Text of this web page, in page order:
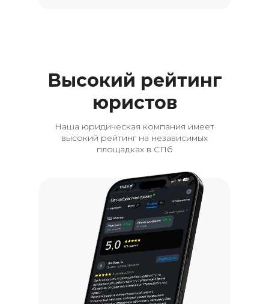
Высокий рейтинг
юристов
Наша юридическая компания имеет
высокий рейтинг на независимых
площадках в СПб